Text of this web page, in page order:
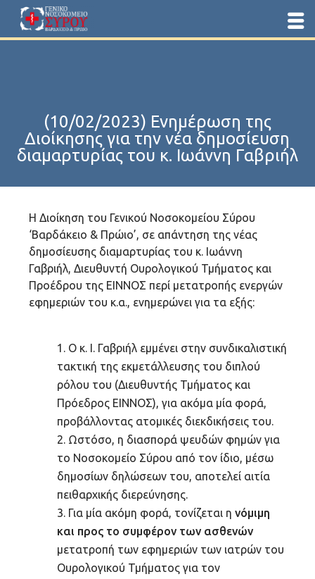
(10/02/2023) Ενημέρωση της
Διοίκησης για την νέα δημοσίευση
διαμαρτυρίας του κ. Ιωάννη Γαβριήλ
Η Διοίκηση του Γενικού Νοσοκομείου Σύρου
‘Βαρδάκειο & Πρώιο’, σε απάντηση της νέας
δημοσίευσης διαμαρτυρίας του κ. Ιωάννη
Γαβριήλ, Διευθυντή Ουρολογικού Τμήματος και
Προέδρου της ΕΙΝΝΟΣ περί μετατροπής ενεργών
εφημεριών του κ.α., ενημερώνει για τα εξής:
Ο κ. Ι. Γαβριήλ εμμένει στην συνδικαλιστική
τακτική της εκμετάλλευσης του διπλού
ρόλου του (Διευθυντής Τμήματος και
Πρόεδρος ΕΙΝΝΟΣ), για ακόμα μία φορά,
προβάλλοντας ατομικές διεκδικήσεις του.
Ωστόσο, η διασπορά ψευδών φημών για
το Νοσοκομείο Σύρου από τον ίδιο, μέσω
δημοσίων δηλώσεων του, αποτελεί αιτία
πειθαρχικής διερεύνησης.
Για μία ακόμη φορά, τονίζεται ηνόμιμη
και προς το συμφέρον των ασθενών
μετατροπή των εφημεριών των ιατρών του
Ουρολογικού Τμήματος για τον